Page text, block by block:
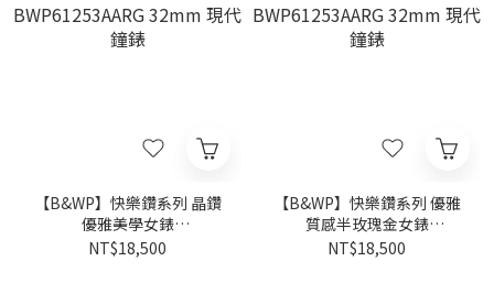
【B&WP】快樂鑽系列 晶鑽
優雅美學女錶
BWP61253AARG 32mm 現
NT$18,500
【B&WP】快樂鑽系列 優雅
質感半玫瑰金女錶
BWP61253AARG 32mm 現
NT$18,500